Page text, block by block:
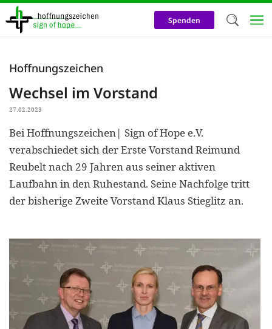
Direkt
zum
Inhalt
Spenden
Hoffnungszeichen
Wechsel im Vorstand
27.02.2023
Bei Hoffnungszeichen| Sign of Hope e.V.
verabschiedet sich der Erste Vorstand Reimund
Reubelt nach 29 Jahren aus seiner aktiven
Laufbahn in den Ruhestand. Seine Nachfolge tritt
der bisherige Zweite Vorstand Klaus Stieglitz an.
Cookies zu
Online-